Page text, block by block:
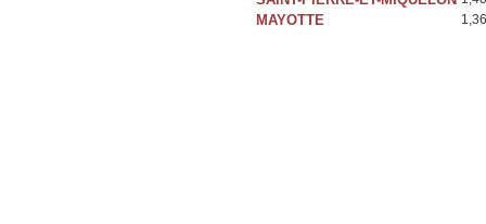
MAYOTTE